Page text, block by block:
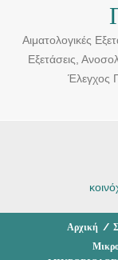
Αιματολογικές
Εξετάσεις,
Έλεγχος
Αρχική /